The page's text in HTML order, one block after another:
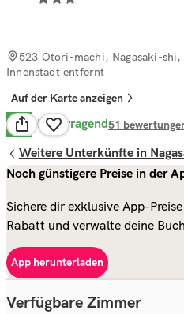
523 Otori-machi, Nagasaki-shi,
Innenstadt entfernt
Auf der Karte anzeigen
8.7 Hervorragend51
Weitere Unterkünfte in
Noch günstigere Preise in der
Sichere dir exklusive App-
Rabatt und verwalte deine
App herunterladen
Verfügbare Zimmer